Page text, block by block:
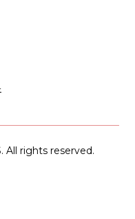
All rights reserved.